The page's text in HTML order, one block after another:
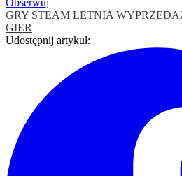
GRY STEAM LETNIA
GIER
Udostępnij artykuł: